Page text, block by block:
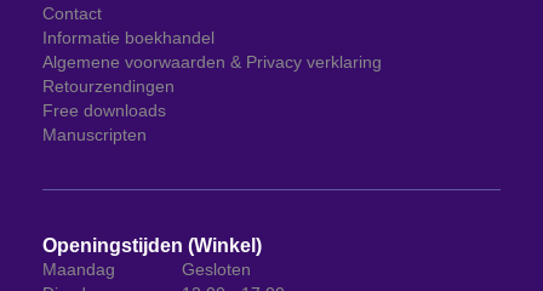
Contact
Informatie boekhandel
Algemene voorwaarden & Privacy verklaring
Retourzendingen
Free downloads
Manuscripten
Openingstijden (Winkel)
Maandag
Gesloten